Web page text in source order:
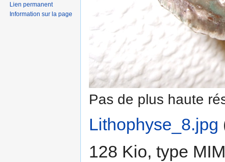
Pas de plus haute
Lithophyse_8.jpg
128 Kio, type
Lien permanent
Information sur la page